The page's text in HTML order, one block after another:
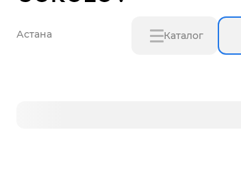
Астана Каталог